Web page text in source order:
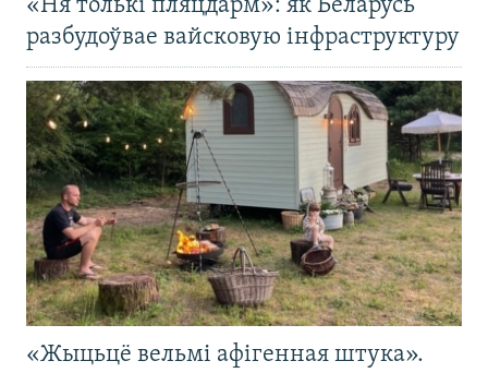
«Ня толькі пляцдарм»: як Беларусь
разбудоўвае вайсковую інфраструктуру
«Жыцьцё вельмі афігенная штука».